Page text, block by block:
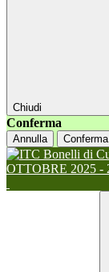
Chiudi
Conferma
Annulla Conferma
OTTOBRE 2025 -